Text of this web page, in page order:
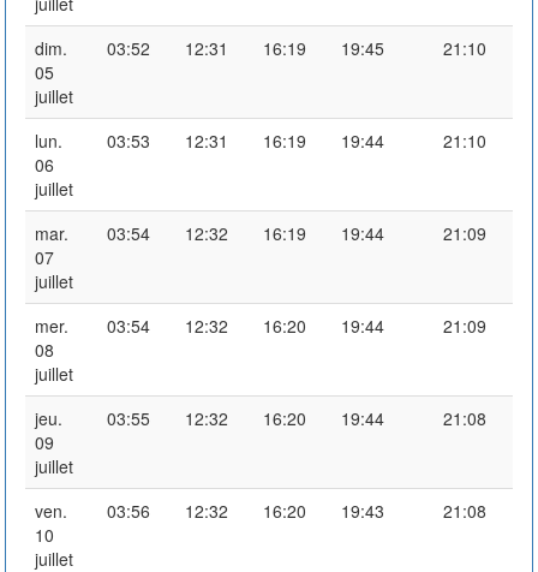
dim.
05
juillet
03:52 12:31 16:19 19:45 21:10
lun.
06
juillet
03:53 12:31 16:19 19:44 21:10
mar.
07
juillet
03:54 12:32 16:19 19:44 21:09
mer.
08
juillet
03:54 12:32 16:20 19:44 21:09
jeu.
09
juillet
03:55 12:32 16:20 19:44 21:08
ven.
10
juillet
03:56 12:32 16:20 19:43 21:08